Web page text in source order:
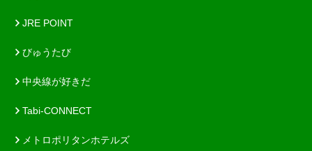
JRE POINT
びゅうたび
中央線が好きだ
Tabi-CONNECT
メトロポリタンホテルズ